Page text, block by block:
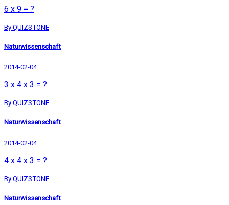
6 x 9 = ?
By QUIZSTONE
Naturwissenschaft
2014-02-04
3 x 4 x 3 = ?
By QUIZSTONE
Naturwissenschaft
2014-02-04
4 x 4 x 3 = ?
By QUIZSTONE
Naturwissenschaft